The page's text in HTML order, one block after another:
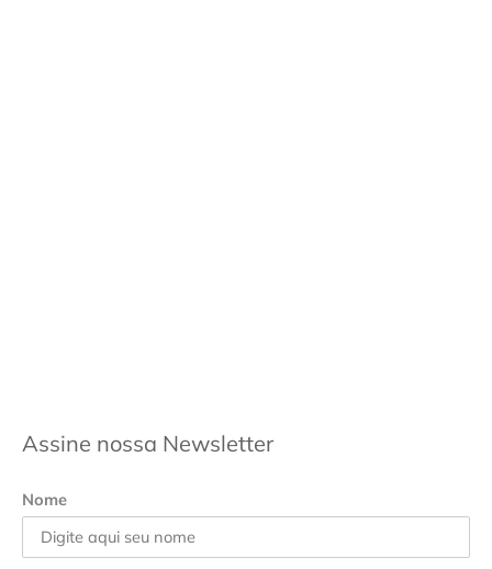
Assine nossa Newsletter
Nome